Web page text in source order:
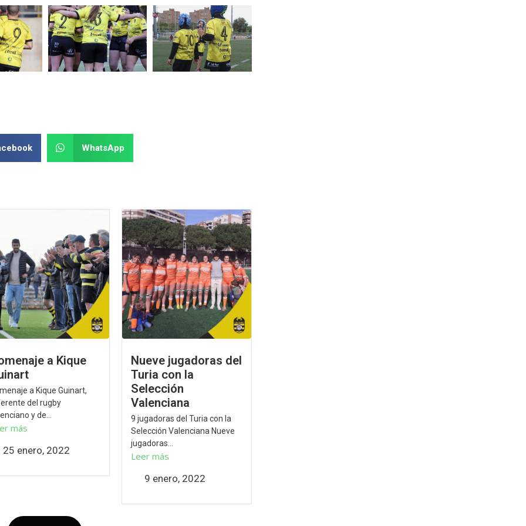
WhatsApp
a Kique
a Kique Guinart,
del rugby
y de...
más
25 enero, 2022
Nueve jugadoras del
Turia con la
Selección
Valenciana
9 jugadoras del Turia con la
Selección Valenciana Nueve
jugadoras...
Leer más
9 enero, 2022